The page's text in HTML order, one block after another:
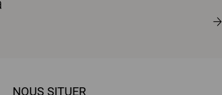
NOUS SITUER